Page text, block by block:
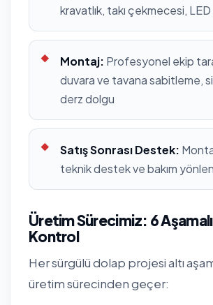
kravatlık, takı çekmecesi,
Montaj: Profesyonel ekip
duvara ve tavana sabitleme,
derz dolgu
Satış Sonrası Destek:
teknik destek ve bakım
Üretim Sürecimiz: 6
Kontrol
Her sürgülü dolap projesi altı
üretim sürecinden geçer: